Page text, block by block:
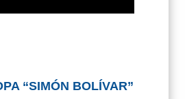
“SIMÓN BOLÍVAR”